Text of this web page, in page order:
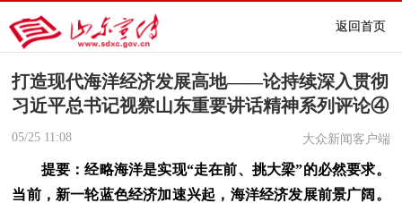
返回首页
打造现代海洋经济发展高地——论持续深入贯彻
习近平总书记视察山东重要讲话精神系列评论④
05/25 11:08 大众新闻客户端
提要：经略海洋是实现“走在前、挑大梁”的必然要求。
当前，新一轮蓝色经济加速兴起，海洋经济发展前景广阔。